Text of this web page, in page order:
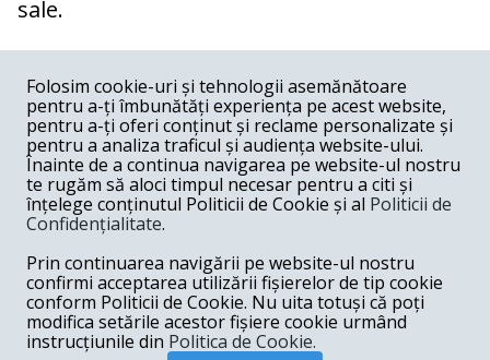
sale.
COMENTARII
Nume
Email
Folosim cookie-uri și tehnologii asemănătoare
pentru a-ți îmbunătăți experiența pe acest website,
pentru a-ți oferi conținut și reclame personalizate și
pentru a analiza traficul și audiența website-ului.
Înainte de a continua navigarea pe website-ul nostru
te rugăm să aloci timpul necesar pentru a citi și
înțelege conținutul Politicii de Cookie și al Politicii de
Confidențialitate.
Prin continuarea navigării pe website-ul nostru
confirmi acceptarea utilizării fișierelor de tip cookie
conform Politicii de Cookie. Nu uita totuși că poți
modifica setările acestor fișiere cookie urmând
instrucțiunile din Politica de Cookie.